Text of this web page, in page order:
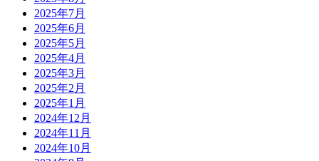
2025年7月
2025年6月
2025年5月
2025年4月
2025年3月
2025年2月
2025年1月
2024年12月
2024年11月
2024年10月